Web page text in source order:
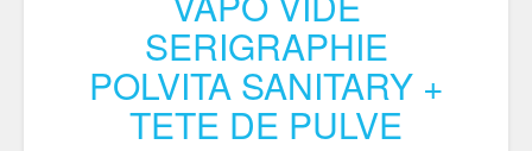
SERIGRAPHIE
POLVITA SANITARY +
TETE DE PULVE